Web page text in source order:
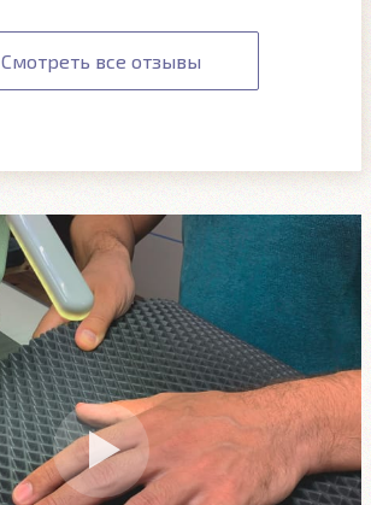
Смотреть все отзывы